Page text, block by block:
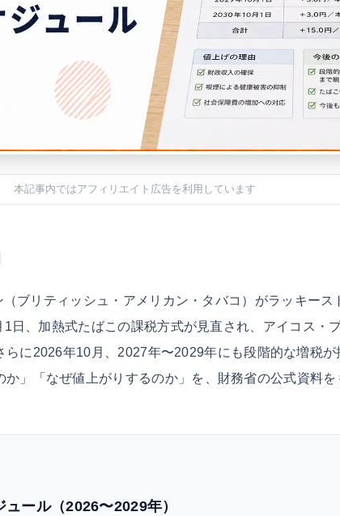
本記事内ではアフィリエイト広告を利用しています
ブリティッシュ・アメリカン・タバコ）がラッキース
日、加熱式たばこの課税方式が見直され、アイコス・
に2026年10月、2027年〜2029年にも段階的な増税が
か」「なぜ値上がりするのか」を、財務省の公式資料
ール（2026〜2029年）